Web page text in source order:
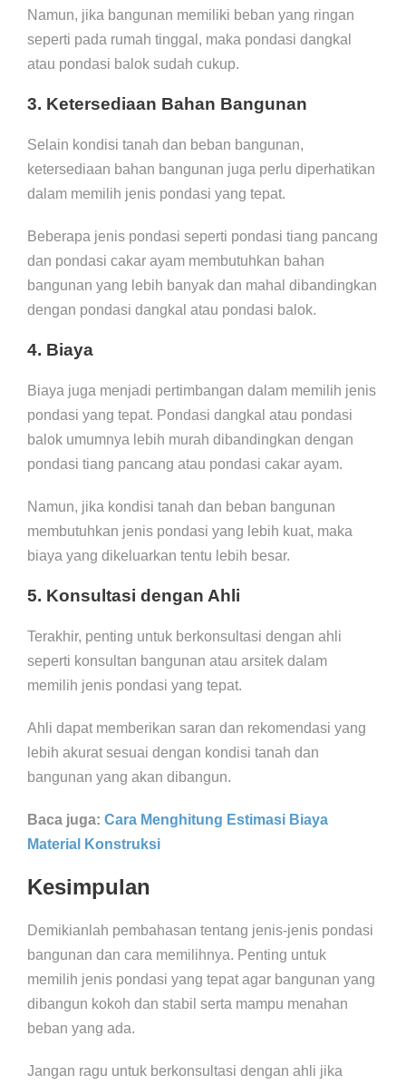
Namun, jika bangunan memiliki beban yang ringan
seperti pada rumah tinggal, maka pondasi dangkal
atau pondasi balok sudah cukup.
3. Ketersediaan Bahan Bangunan
Selain kondisi tanah dan beban bangunan,
ketersediaan bahan bangunan juga perlu diperhatikan
dalam memilih jenis pondasi yang tepat.
Beberapa jenis pondasi seperti pondasi tiang pancang
dan pondasi cakar ayam membutuhkan bahan
bangunan yang lebih banyak dan mahal dibandingkan
dengan pondasi dangkal atau pondasi balok.
4. Biaya
Biaya juga menjadi pertimbangan dalam memilih jenis
pondasi yang tepat. Pondasi dangkal atau pondasi
balok umumnya lebih murah dibandingkan dengan
pondasi tiang pancang atau pondasi cakar ayam.
Namun, jika kondisi tanah dan beban bangunan
membutuhkan jenis pondasi yang lebih kuat, maka
biaya yang dikeluarkan tentu lebih besar.
5. Konsultasi dengan Ahli
Terakhir, penting untuk berkonsultasi dengan ahli
seperti konsultan bangunan atau arsitek dalam
memilih jenis pondasi yang tepat.
Ahli dapat memberikan saran dan rekomendasi yang
lebih akurat sesuai dengan kondisi tanah dan
bangunan yang akan dibangun.
Baca juga: Cara Menghitung Estimasi Biaya
Material Konstruksi
Kesimpulan
Demikianlah pembahasan tentang jenis-jenis pondasi
bangunan dan cara memilihnya. Penting untuk
memilih jenis pondasi yang tepat agar bangunan yang
dibangun kokoh dan stabil serta mampu menahan
beban yang ada.
Jangan ragu untuk berkonsultasi dengan ahli jika